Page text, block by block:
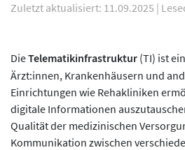
Zuletzt aktualisiert: 11.09.2025 |
DieTelematikinfrastruktur (TI) ist
Ärzt:innen, Krankenhäusern und
Einrichtungen wie Rehakliniken
digitale Informationen
Qualität der medizinischen
Kommunikation zwischen